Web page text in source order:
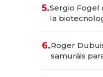
5.Sergio Fogel
la
6.Roger
samuráis